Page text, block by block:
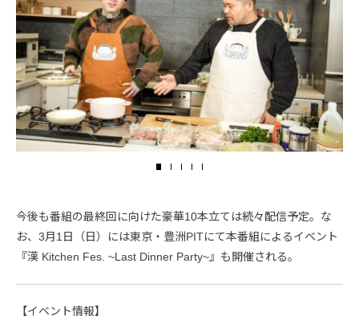
今後も番組の最終回に向けた豪華10本立ては続々配信予定。な
お、3月1日（日）には東京・豊洲PITにて本番組によるイベント
『漢 Kitchen Fes. ~Last Dinner Party~』も開催される。
【イベント情報】